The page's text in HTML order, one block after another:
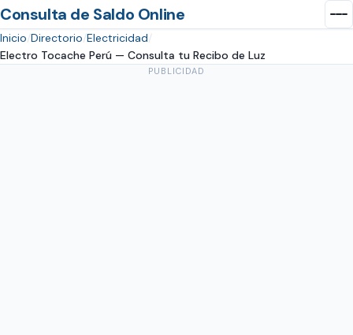
Consulta de Saldo Online
Inicio Directorio Electricidad
Electro Tocache Perú — Consulta tu Recibo de Luz
PUBLICIDAD